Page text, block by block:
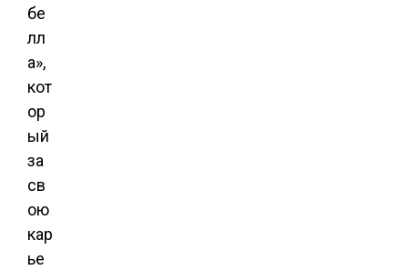
бе
лл
а»,
кот
ор
ый
за
св
ою
кар
ье